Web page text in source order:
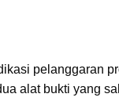
pelanggaran
alat bukti yang